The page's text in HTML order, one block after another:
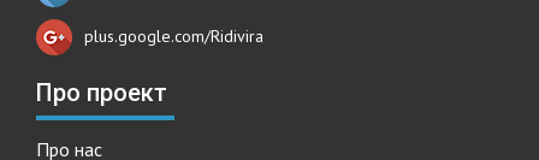
plus.google.com/Ridivira
Про проект
Про нас